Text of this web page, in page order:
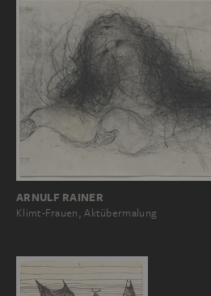
ARNULF RAINER
Klimt-Frauen, Aktübermalung